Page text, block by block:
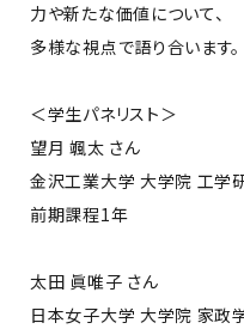
力や新たな価値について、
多様な視点で語り合います。
＜学生パネリスト＞
望月 颯太 さん
金沢工業大学 大学院 工学
前期課程1年
太田 眞唯子 さん
日本女子大学 大学院 家政